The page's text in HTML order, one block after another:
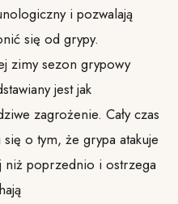
i pozwalają
się od grypy.
zimy sezon grypowy
jest jak
zagrożenie. Cały czas
o tym, że grypa atakuje
niż poprzednio i ostrzega